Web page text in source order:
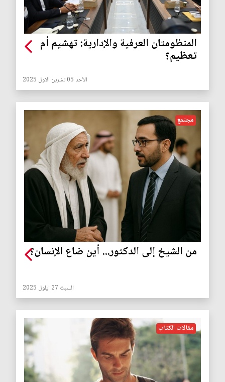
المنظومتان العرفية والإدارية: تهشيم أم
تعظيم؟
الأحد 05 تشرين الاول 2025
مجتمع
من الشيخ إلى الدكتور... أين ضاع الإنسان؟
السبت 27 ايلول 2025
مقالات الكتاب